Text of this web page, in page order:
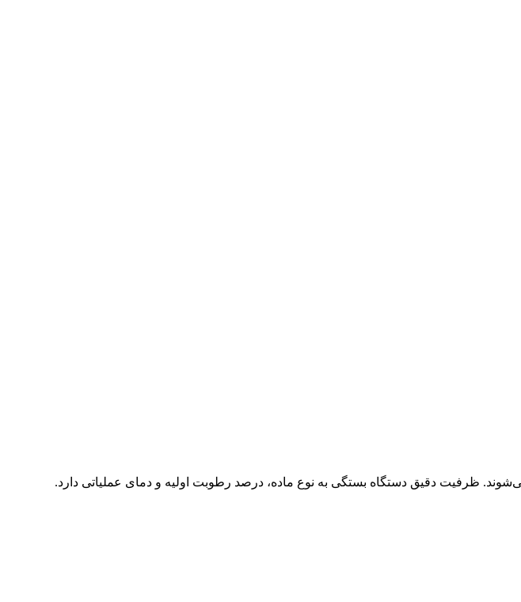
ظرفیت دقیق دستگاه بستگی به نوع ماده، درصد رطوبت اولیه و دمای عملیاتی دارد.